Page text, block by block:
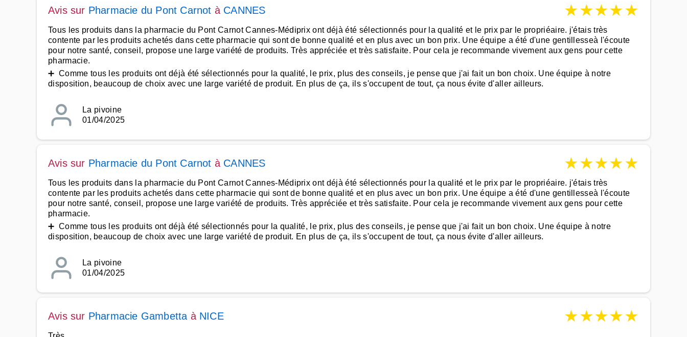
Avis sur Pharmacie du Pont Carnot à CANNES ★★★★★
Tous les produits dans la pharmacie du Pont Carnot Cannes-Médiprix ont déjà été sélectionnés pour la qualité et le prix par le propriéaire. j'étais très
contente par les produits achetés dans cette pharmacie qui sont de bonne qualité et en plus avec un bon prix. Une équipe a été d'une gentillesseà l'écoute
pour notre santé, conseil, propose une large variété de produits. Très appréciée et très satisfaite. Pour cela je recommande vivement aux gens pour cette
pharmacie.
➕ Comme tous les produits ont déjà été sélectionnés pour la qualité, le prix, plus des conseils, je pense que j'ai fait un bon choix. Une équipe à notre
disposition, beaucoup de choix avec une large variété de produit. En plus de ça, ils s'occupent de tout, ça nous évite d'aller ailleurs.
La pivoine
01/04/2025
Avis sur Pharmacie du Pont Carnot à CANNES ★★★★★
Tous les produits dans la pharmacie du Pont Carnot Cannes-Médiprix ont déjà été sélectionnés pour la qualité et le prix par le propriéaire. j'étais très
contente par les produits achetés dans cette pharmacie qui sont de bonne qualité et en plus avec un bon prix. Une équipe a été d'une gentillesseà l'écoute
pour notre santé, conseil, propose une large variété de produits. Très appréciée et très satisfaite. Pour cela je recommande vivement aux gens pour cette
pharmacie.
➕ Comme tous les produits ont déjà été sélectionnés pour la qualité, le prix, plus des conseils, je pense que j'ai fait un bon choix. Une équipe à notre
disposition, beaucoup de choix avec une large variété de produit. En plus de ça, ils s'occupent de tout, ça nous évite d'aller ailleurs.
La pivoine
01/04/2025
Avis sur Pharmacie Gambetta à NICE ★★★★★